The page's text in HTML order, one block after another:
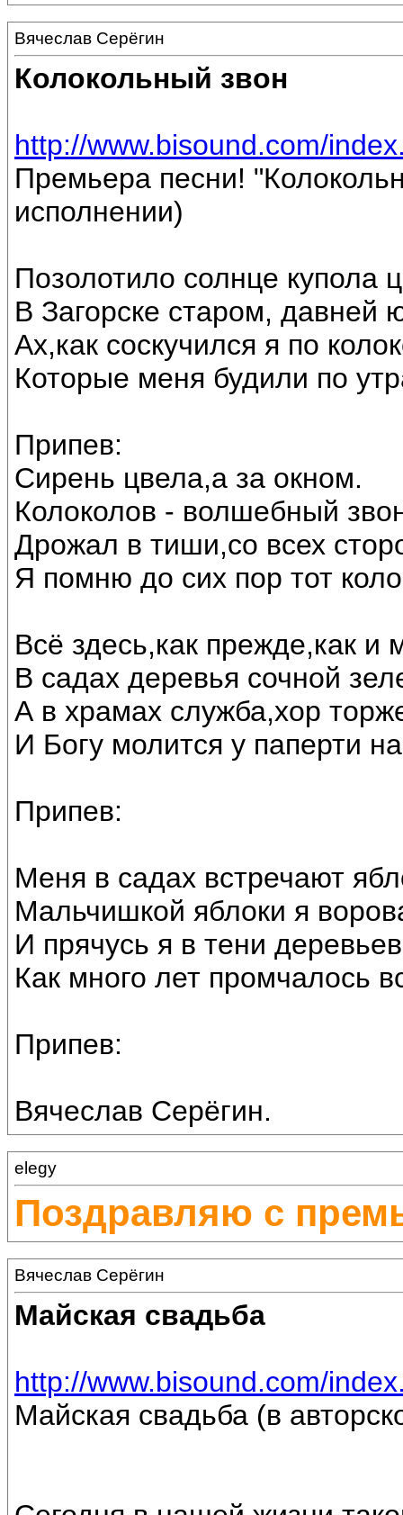
Вячеслав Серёгин
Колокольный звон
http://www.bisound.com/
Премьера песни!
исполнении)
Позолотило солнце купола
В Загорске старом, давней
Ах,как соскучился я по
Которые меня будили по
Припев:
Сирень цвела,а за окном.
Колоколов - волшебный
Дрожал в тиши,со всех
Я помню до сих пор тот
Всё здесь,как прежде,как и
В садах деревья сочной
А в храмах служба,хор
И Богу молится у паперти
Припев:
Меня в садах встречают
Мальчишкой яблоки я
И прячусь я в тени
Как много лет промчалось
Припев:
Вячеслав Серёгин.
elegy
Поздравляю с
Вячеслав Серёгин
Майская свадьба
http://www.bisound.com/
Майская свадьба (в